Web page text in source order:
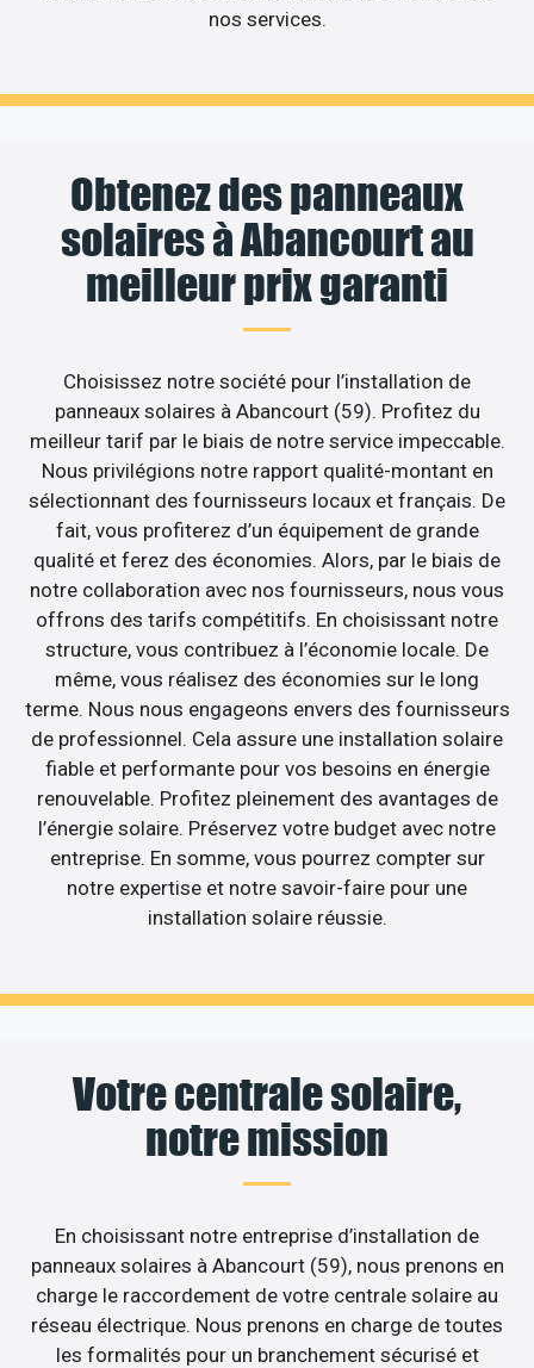
nos services.
Obtenez des panneaux
solaires à Abancourt au
meilleur prix garanti
Choisissez notre société pour l’installation de
panneaux solaires à Abancourt (59). Profitez du
meilleur tarif par le biais de notre service impeccable.
Nous privilégions notre rapport qualité-montant en
sélectionnant des fournisseurs locaux et français. De
fait, vous profiterez d’un équipement de grande
qualité et ferez des économies. Alors, par le biais de
notre collaboration avec nos fournisseurs, nous vous
offrons des tarifs compétitifs. En choisissant notre
structure, vous contribuez à l’économie locale. De
même, vous réalisez des économies sur le long
terme. Nous nous engageons envers des fournisseurs
de professionnel. Cela assure une installation solaire
fiable et performante pour vos besoins en énergie
renouvelable. Profitez pleinement des avantages de
l’énergie solaire. Préservez votre budget avec notre
entreprise. En somme, vous pourrez compter sur
notre expertise et notre savoir-faire pour une
installation solaire réussie.
Votre centrale solaire,
notre mission
En choisissant notre entreprise d’installation de
panneaux solaires à Abancourt (59), nous prenons en
charge le raccordement de votre centrale solaire au
réseau électrique. Nous prenons en charge de toutes
les formalités pour un branchement sécurisé et